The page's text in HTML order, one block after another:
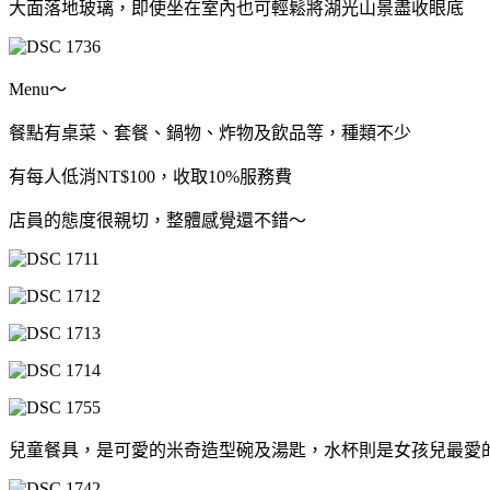
大面落地玻璃，即使坐在室內也可輕鬆將湖光山景盡收眼底
Menu～
餐點有桌菜、套餐、鍋物、炸物及飲品等，種類不少
有每人低消NT$100，收取10%服務費
店員的態度很親切，整體感覺還不錯～
兒童餐具，是可愛的米奇造型碗及湯匙，水杯則是女孩兒最愛